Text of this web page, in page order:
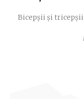
Bicepșii și